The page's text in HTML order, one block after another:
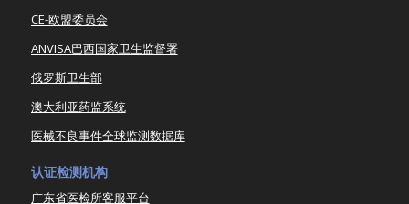
CE-欧盟委员会
ANVISA巴西国家卫生监督署
俄罗斯卫生部
澳大利亚药监系统
医械不良事件全球监测数据库
认证检测机构
广东省医检所客服平台